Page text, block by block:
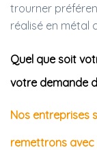
trourner
réalisé en métal
Quel que soit
votre demande
Nos entreprises
remettrons